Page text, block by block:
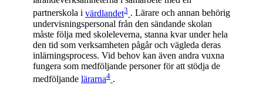
partnerskola i värdlandet3 . Lärare och annan behörig
undervisningspersonal från den sändande skolan
måste följa med skoleleverna, stanna kvar under hela
den tid som verksamheten pågår och vägleda deras
inlärningsprocess. Vid behov kan även andra vuxna
fungera som medföljande personer för att stödja de
medföljande lärarna4 .